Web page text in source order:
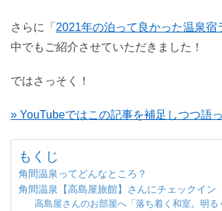
さらに「 2021年の泊って良かった温泉宿
中でもご紹介させていただきました！
ではさっそく！
» YouTubeではこの記事を補足しつつ語
もくじ
角間温泉ってどんなところ？
角間温泉【高島屋旅館】さんにチェックイン
高島屋さんのお部屋へ「落ち着く和室。明る